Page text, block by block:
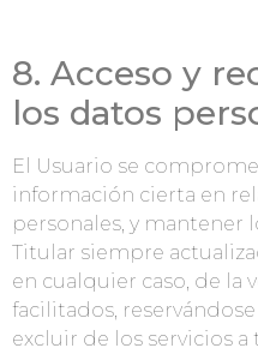
8. Acceso y
los datos
El Usuario se
información cierta en
personales, y mantener
Titular siempre
en cualquier caso, de la
facilitados,
excluir de los servicios